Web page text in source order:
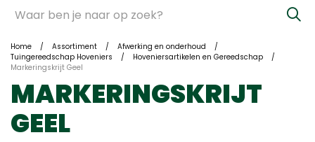
Home / Assortiment / Afwerking en onderhoud
/
Tuingereedschap Hoveniers
/ Hoveniersartikelen en Gereedschap
/
Markeringskrijt Geel
MARKERINGSKRIJT
GEEL